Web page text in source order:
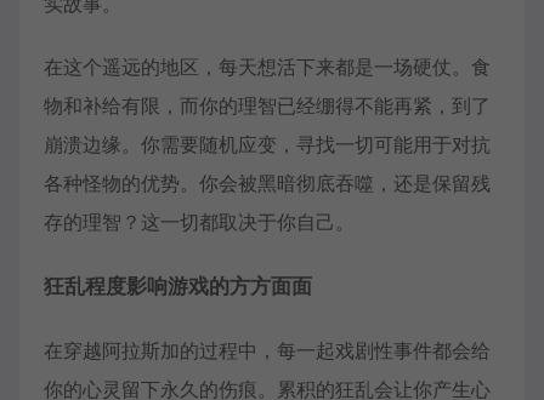
在这个遥远的地区，每天想活下来都是一场硬仗。食
物和补给有限，而你的理智已经绷得不能再紧，到了
崩溃边缘。你需要随机应变，寻找一切可能用于对抗
各种怪物的优势。你会被黑暗彻底吞噬，还是保留残
存的理智？这一切都取决于你自己。
狂乱程度影响游戏的方方面面
在穿越阿拉斯加的过程中，每一起戏剧性事件都会给
你的心灵留下永久的伤痕。累积的狂乱会让你产生心